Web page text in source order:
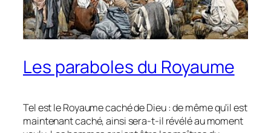
Les paraboles du Royaume
Tel est le Royaume caché de Dieu : de même qu’il est
maintenant caché, ainsi sera-t-il révélé au moment